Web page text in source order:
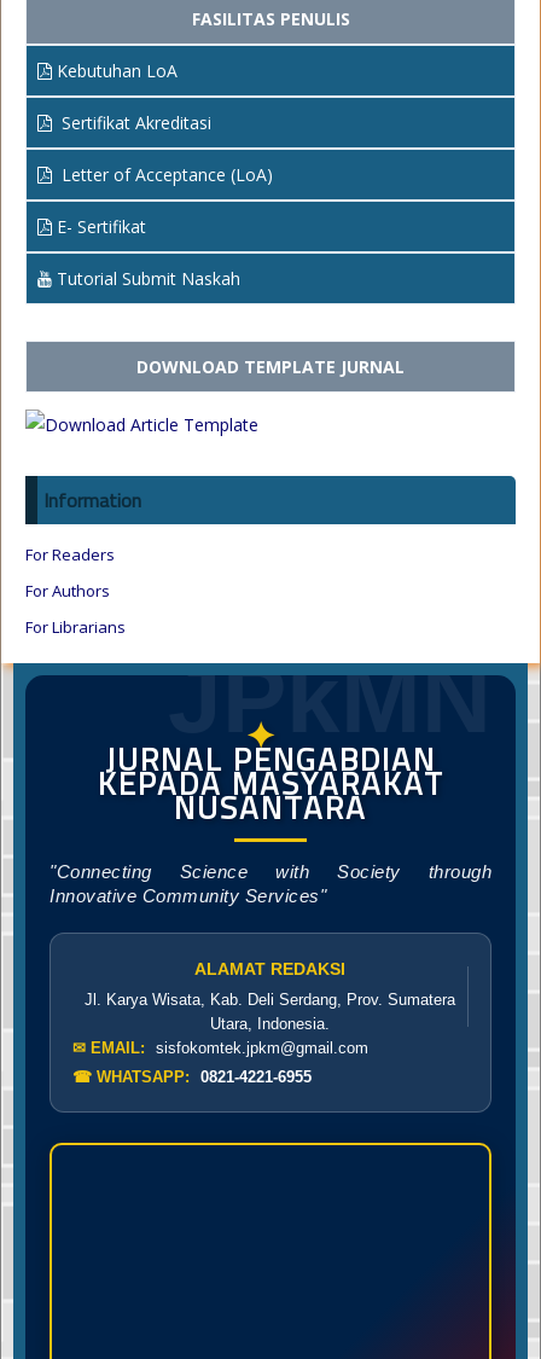
FASILITAS PENULIS
Kebutuhan LoA
Sertifikat Akreditasi
Letter of Acceptance (LoA)
E- Sertifikat
Tutorial Submit Naskah
DOWNLOAD TEMPLATE JURNAL
Information
For Readers
For Authors
For Librarians
JPkMN
✦
JURNAL PENGABDIAN
KEPADA MASYARAKAT
NUSANTARA
"Connecting Science with Society through
Innovative Community Services"
ALAMAT REDAKSI
Jl. Karya Wisata, Kab. Deli Serdang, Prov. Sumatera
Utara, Indonesia.
✉ EMAIL:
sisfokomtek.jpkm@gmail.com
☎ WHATSAPP:
0821-4221-6955